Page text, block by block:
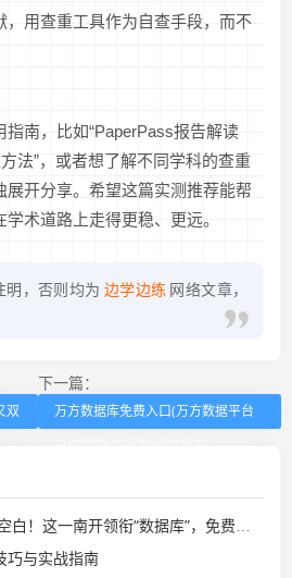
，用查重工具作为自查手段，而不
南，比如“PaperPass报告解读
法”，或者想了解不同学科的查重
展开分享。希望这篇实测推荐能帮
术道路上走得更稳、更远。
明，否则均为 边学边练 网络文章，
双
下一篇：
万方数据库免费入口(万方数据平台
这一南开领衔“数据库”，免费开放！)
巧与实战指南